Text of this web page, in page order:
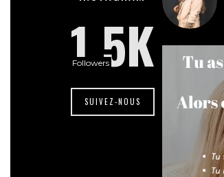
1.5K
Followers
SUIVEZ-NOUS